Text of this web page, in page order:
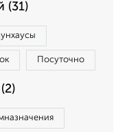
(31)
Посуточно